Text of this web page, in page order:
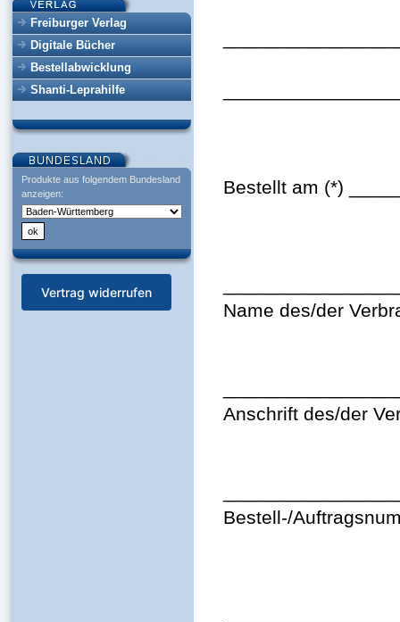
Freiburger Verlag
Digitale Bücher
Bestellabwicklung
Shanti-Leprahilfe
Produkte aus folgendem Bundesland
anzeigen:
Vertrag widerrufen
Bestellt am (*)
Name des/der
Anschrift des/der
Bestell-/